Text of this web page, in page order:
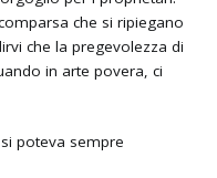
che si ripiegano
che la pregevolezza di
in arte povera, ci
poteva sempre